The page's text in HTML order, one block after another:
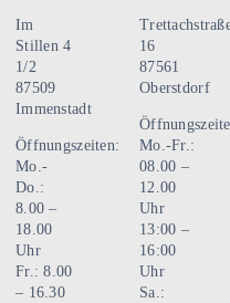
Im
Stillen 4
1/2
87509
Immenstadt
Öffnungszeiten:
Mo.-
Do.:
8.00 –
18.00
Uhr
Fr.: 8.00
– 16.30
16
87561
Oberstdorf
Mo.-Fr.:
08.00 –
12.00
Uhr
13:00 –
16:00
Uhr
Sa.: